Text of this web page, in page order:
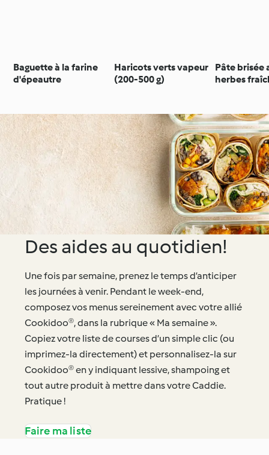
Baguette à la farine
d'épeautre
Haricots verts vapeur
(200-500 g)
Pâte brisée
herbes
Des aides au quotidien!
Une fois par semaine, prenez le temps d’anticiper
les journées à venir. Pendant le week-end,
composez vos menus sereinement avec votre allié
Cookidoo®, dans la rubrique « Ma semaine ».
Copiez votre liste de courses d’un simple clic (ou
imprimez-la directement) et personnalisez-la sur
Cookidoo® en y indiquant lessive, shampoing et
tout autre produit à mettre dans votre Caddie.
Pratique !
Faire ma liste